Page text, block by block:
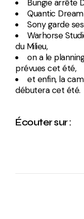
Bungie arrête
Quantic
Sony garde
Warhorse
du Milieu,
on a le
prévues cet été,
et enfin, la
débutera cet été.
Écouter sur :